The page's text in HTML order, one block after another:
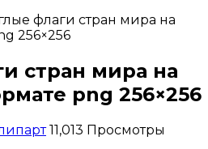
флаги стран мира на
256×256
стран мира на
png 256×256
11,013 Просмотры